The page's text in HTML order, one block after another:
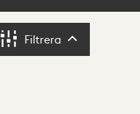
Filtrera Filtrera